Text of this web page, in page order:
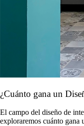
¿Cuánto gana un
El campo del diseño de
exploraremos cuánto gana